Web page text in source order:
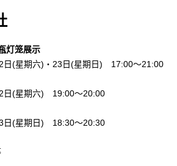
灯笼展示
日(星期六)・23日(星期日) 17:00～21:00
日(星期六) 19:00～20:00
日(星期日) 18:30～20:30